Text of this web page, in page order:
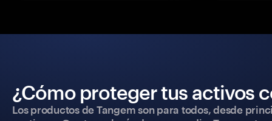
¿Cómo proteger tus activos
Los productos de Tangem son para todos, desde